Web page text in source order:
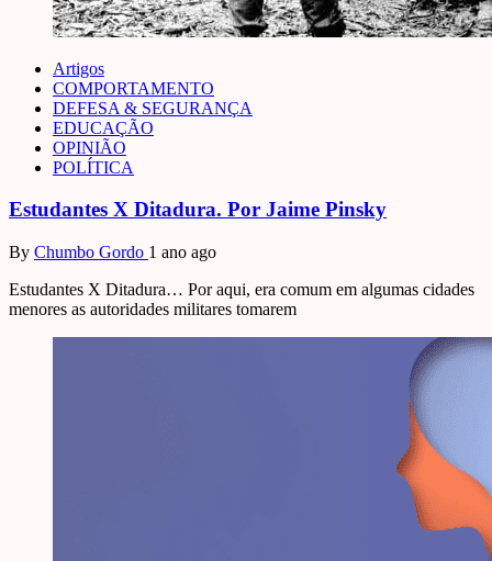
Artigos
COMPORTAMENTO
DEFESA & SEGURANÇA
EDUCAÇÃO
OPINIÃO
POLÍTICA
Estudantes X Ditadura. Por Jaime Pinsky
By Chumbo Gordo 1 ano ago
Estudantes X Ditadura… Por aqui, era comum em algumas cidades
menores as autoridades militares tomarem